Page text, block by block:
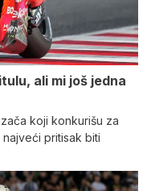
ali mi još jedna
koji konkurišu za
pritisak biti